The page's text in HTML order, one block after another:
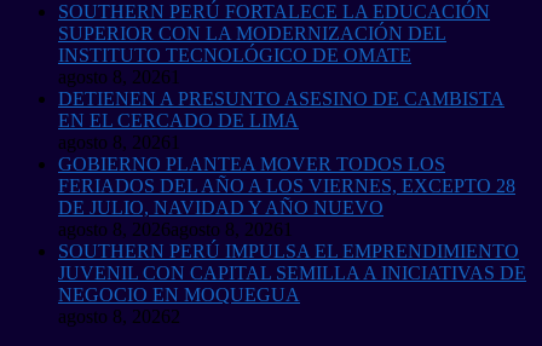
SOUTHERN PERÚ FORTALECE LA EDUCACIÓN
SUPERIOR CON LA MODERNIZACIÓN DEL
INSTITUTO TECNOLÓGICO DE OMATE
agosto 8, 20261
DETIENEN A PRESUNTO ASESINO DE CAMBISTA
EN EL CERCADO DE LIMA
agosto 8, 20261
GOBIERNO PLANTEA MOVER TODOS LOS
FERIADOS DEL AÑO A LOS VIERNES, EXCEPTO 28
DE JULIO, NAVIDAD Y AÑO NUEVO
agosto 8, 2026agosto 8, 20261
SOUTHERN PERÚ IMPULSA EL EMPRENDIMIENTO
JUVENIL CON CAPITAL SEMILLA A INICIATIVAS DE
NEGOCIO EN MOQUEGUA
agosto 8, 20262